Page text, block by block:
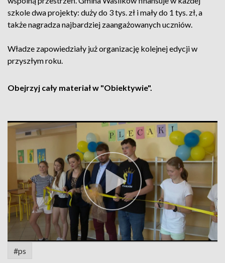
szkole dwa projekty: duży do 3 tys. zł i mały do 1 tys. zł, a
także nagradza najbardziej zaangażowanych uczniów.
Władze zapowiedziały już organizację kolejnej edycji w
przyszłym roku.
Obejrzyj cały materiał w "Obiektywie".
#ps